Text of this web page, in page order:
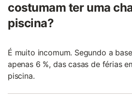
costumam ter uma
piscina?
É muito incomum. Segundo a
apenas 6 %, das casas de férias
piscina.